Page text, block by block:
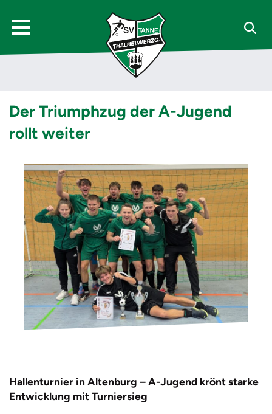
Der Triumphzug der A-Jugend
rollt weiter
Hallenturnier in Altenburg – A-Jugend krönt starke
Entwicklung mit Turniersieg